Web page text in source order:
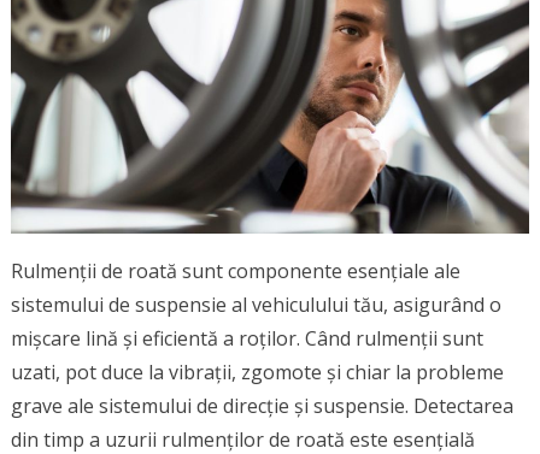
Rulmenții de roată sunt componente esențiale ale
sistemului de suspensie al vehiculului tău, asigurând o
mișcare lină și eficientă a roților. Când rulmenții sunt
uzati, pot duce la vibrații, zgomote și chiar la probleme
grave ale sistemului de direcție și suspensie. Detectarea
din timp a uzurii rulmenților de roată este esențială